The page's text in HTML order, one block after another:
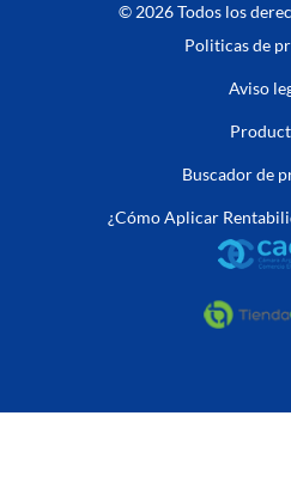
© 2026 Todos los
Politicas de
Aviso
Buscador de
¿Cómo Aplicar